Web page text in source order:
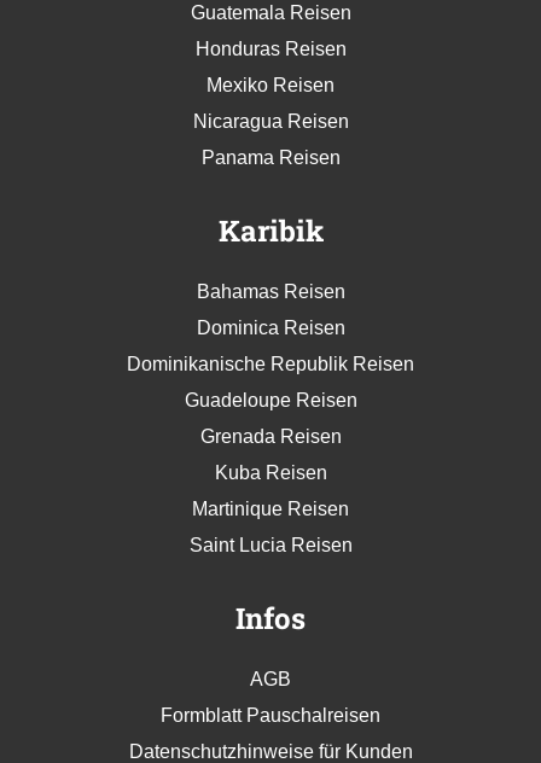
Guatemala Reisen
Honduras Reisen
Mexiko Reisen
Nicaragua Reisen
Panama Reisen
Karibik
Bahamas Reisen
Dominica Reisen
Dominikanische Republik Reisen
Guadeloupe Reisen
Grenada Reisen
Kuba Reisen
Martinique Reisen
Saint Lucia Reisen
Infos
AGB
Formblatt Pauschalreisen
Datenschutzhinweise für Kunden